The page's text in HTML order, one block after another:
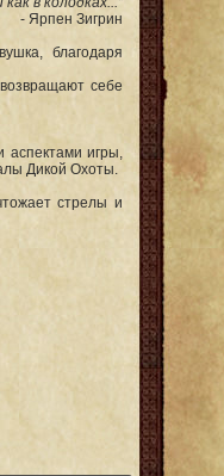
- Ярпен Зигрин
благодаря
себе
аспектами игры,
Дикой Охоты.
стрелы и